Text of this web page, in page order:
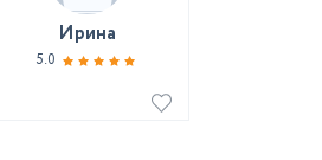
Ирина
5.0